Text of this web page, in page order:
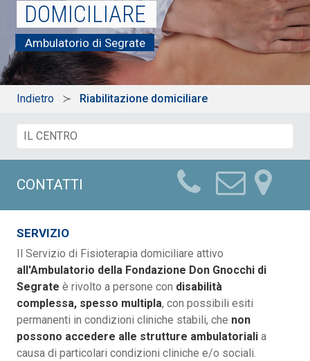
DOMICILIARE
Ambulatorio di Segrate
Indietro Riabilitazione domiciliare
CONTATTI
SERVIZIO
Il Servizio di Fisioterapia domiciliare attivo
all'Ambulatorio della Fondazione Don Gnocchi di
Segrate è rivolto a persone con disabilità
complessa, spesso multipla, con possibili esiti
permanenti in condizioni cliniche stabili, che non
possono accedere alle strutture ambulatoriali a
causa di particolari condizioni cliniche e/o sociali.